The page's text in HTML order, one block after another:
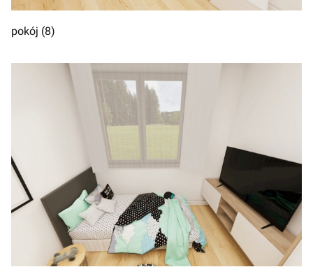
pokój (8)